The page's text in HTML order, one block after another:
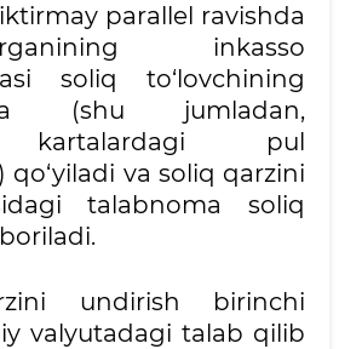
parallel ravishda
inkasso
soliq to‘lovchining
(shu jumladan,
kartalardagi pul
qo‘yiladi va soliq qarzini
talabnoma soliq
undirish birinchi
valyutadagi talab qilib